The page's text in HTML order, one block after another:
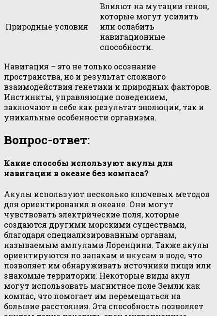
Природные условия
Влияют на мутации генов,
которые могут усилить
или ослабить
навигационные
способности.
Навигация – это не только осознание
пространства, но и результат сложного
взаимодействия генетики и природных факторов.
Инстинкты, управляющие поведением,
заключают в себе как результат эволюции, так и
уникальные особенности организма.
Вопрос-ответ:
Какие способы используют акулы для
навигации в океане без компаса?
Акулы используют несколько ключевых методов
для ориентирования в океане. Они могут
чувствовать электрические поля, которые
создаются другими морскими существами,
благодаря специализированным органам,
называемым ампулами Лоренцини. Также акулы
ориентируются по запахам и вкусам в воде, что
позволяет им обнаруживать источники пищи или
знакомые территории. Некоторые виды акул
могут использовать магнитное поле Земли как
компас, что помогает им перемещаться на
большие расстояния. Эта способность позволяет